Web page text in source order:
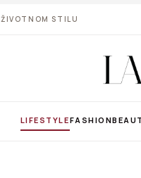
STILU
LIFESTYLEFASHION